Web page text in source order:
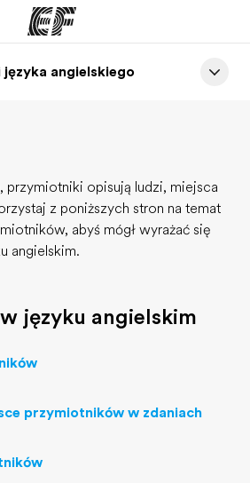
angielskiego
przymiotniki opisują ludzi, miejsca
z poniższych stron na temat
abyś mógł wyrażać się
angielskim.
języku angielskim
przymiotników w zdaniach